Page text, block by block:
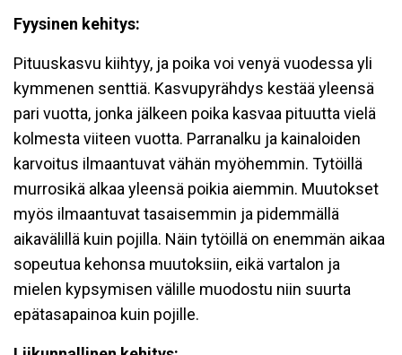
Fyysinen kehitys:
Pituuskasvu kiihtyy, ja poika voi venyä vuodessa yli
kymmenen senttiä. Kasvupyrähdys kestää yleensä
pari vuotta, jonka jälkeen poika kasvaa pituutta vielä
kolmesta viiteen vuotta. Parranalku ja kainaloiden
karvoitus ilmaantuvat vähän myöhemmin. Tytöillä
murrosikä alkaa yleensä poikia aiemmin. Muutokset
myös ilmaantuvat tasaisemmin ja pidemmällä
aikavälillä kuin pojilla. Näin tytöillä on enemmän aikaa
sopeutua kehonsa muutoksiin, eikä vartalon ja
mielen kypsymisen välille muodostu niin suurta
epätasapainoa kuin pojille.